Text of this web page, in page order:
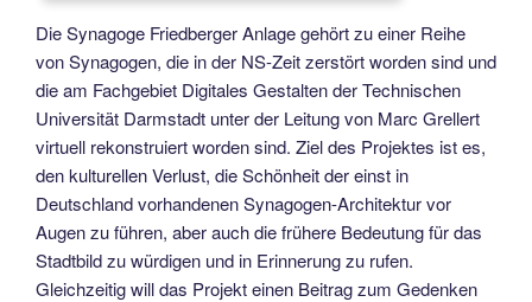
Die Synagoge Friedberger Anlage gehört zu einer Reihe
von Synagogen, die in der NS-Zeit zerstört worden sind und
die am Fachgebiet Digitales Gestalten der Technischen
Universität Darmstadt unter der Leitung von Marc Grellert
virtuell rekonstruiert worden sind. Ziel des Projektes ist es,
den kulturellen Verlust, die Schönheit der einst in
Deutschland vorhandenen Synagogen-Architektur vor
Augen zu führen, aber auch die frühere Bedeutung für das
Stadtbild zu würdigen und in Erinnerung zu rufen.
Gleichzeitig will das Projekt einen Beitrag zum Gedenken